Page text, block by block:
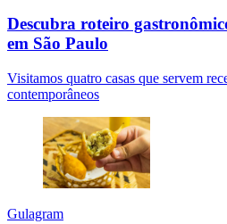
Descubra roteiro
em São Paulo
Visitamos quatro casas que servem
contemporâneos
Gulagram